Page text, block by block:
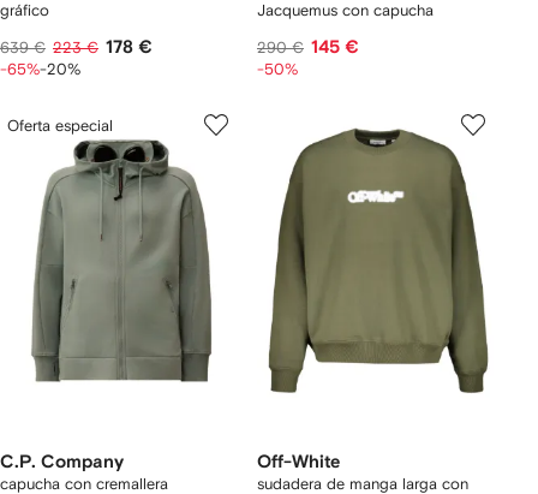
gráfico
639 € 223 € 178 €
-65%-20%
Jacquemus con capucha
290 € 145 €
-50%
Oferta especial
C.P. Company
capucha con cremallera
Off-White
sudadera de manga larga con